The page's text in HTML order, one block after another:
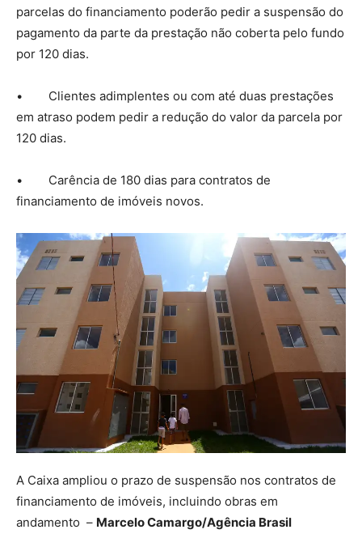
parcelas do financiamento poderão pedir a suspensão do
pagamento da parte da prestação não coberta pelo fundo
por 120 dias.
• Clientes adimplentes ou com até duas prestações
em atraso podem pedir a redução do valor da parcela por
120 dias.
• Carência de 180 dias para contratos de
financiamento de imóveis novos.
A Caixa ampliou o prazo de suspensão nos contratos de
financiamento de imóveis, incluindo obras em
andamento – Marcelo Camargo/Agência Brasil